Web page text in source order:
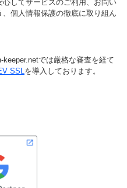
してサービスのご利用、お問い
個人情報保護の徹底に取り組ん
keeper.netでは厳格な審査を経て
SSLを導入しております。